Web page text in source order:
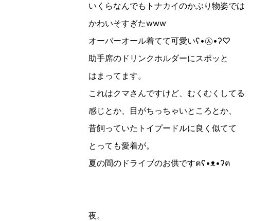
いくらなんでもトナカイのかぶり物姿では
かわいそすぎたwww
オーバーオール着てて可愛いʕ•㉦•ʔ♡
助手席のドリンクホルダーにスポッと
はまってます。
これはクマさんですけど、むくむくしてる
感じとか、目がちっちゃいところとか、
昔飼っていたトイプードルに良く似てて
とっても愛着が。
夏の間のドライブのお供ですฅʕ•ᴥ•ʔฅ
夜。